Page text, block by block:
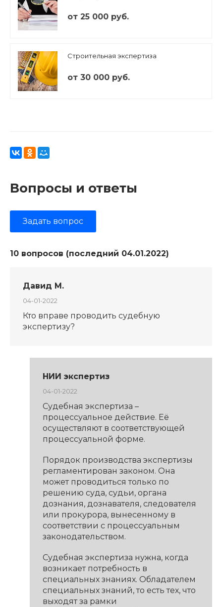
от 25 000 руб.
Строительная экспертиза
от 30 000 руб.
Вопросы и ответы
Задать вопрос
10 вопросов (последний 04.01.2022)
Давид М.
04-01-2022
Кто вправе проводить судебную
экспертизу?
НИИ экспертиз
04-01-2022
Судебная экспертиза –
процессуальное действие. Её
осуществляют в соответствующей
процессуальной форме.
Порядок производства экспертизы
регламентирован законом. Она
может проводиться только по
решению суда, судьи, органа
дознания, дознавателя, следователя
или прокурора, вынесенному в
соответствии с процессуальным
законодательством.
Судебная экспертиза нужна, когда
возникает потребность в
специальных знаниях. Обладателем
специальных знаний, то есть тех, что
выходят за рамки